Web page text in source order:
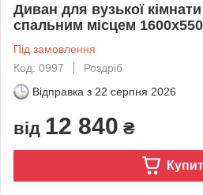
Диван для вузької
спальним місцем
Під замовлення
Код: 0997
Роздріб
Відправка з 22 серпня 2026
від 12 840 ₴